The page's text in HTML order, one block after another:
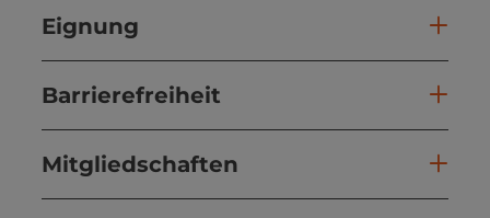
Eignung
Barrierefreiheit
Mitgliedschaften